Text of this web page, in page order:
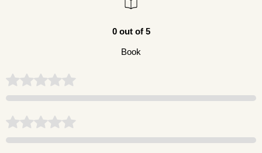
0 out of 5
Book